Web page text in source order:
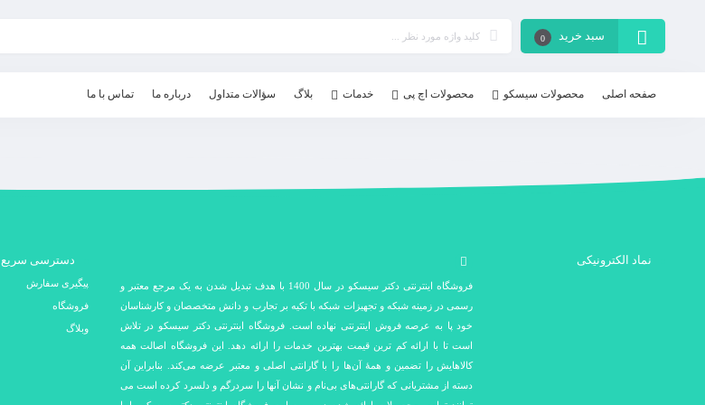
سبد خرید 0
صفحه اصلی محصولات سیسکو محصولات اچ پی خدمات بلاگ سؤالات متداول درباره ما تماس با ما
نماد الکترونیکی
فروشگاه اینترنتی دکتر سیسکو در سال 1400 با هدف تبدیل شدن به یک مرجع معتبر و
رسمی در زمینه شبکه و تجهیزات شبکه با تکیه بر تجارب و دانش متخصصان و کارشناسان
خود پا به عرصه فروش اینترنتی نهاده است. فروشگاه اینترنتی دکتر سیسکو در تلاش
است تا با ارائه کم ترین قیمت بهترین خدمات را ارائه دهد. این فروشگاه اصالت همه
کالاهایش را تضمین و همۀ آن‌ها را با گارانتی اصلی و معتبر عرضه می‌کند. بنابراین آن
دسته از مشتریانی که گارانتی‌های بی‌نام و نشان آنها را سردرگم و دلسرد کرده است می
دسترسی سریع
پیگیری سفارش
فروشگاه
وبلاگ